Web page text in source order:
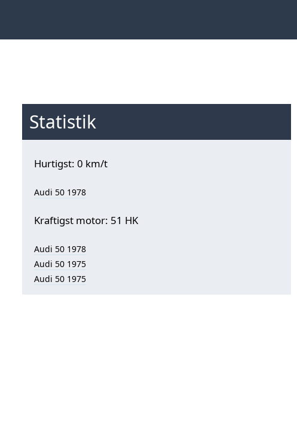
Statistik
Hurtigst: 0 km/t
Audi 50 1978
Kraftigst motor: 51 HK
Audi 50 1978
Audi 50 1975
Audi 50 1975